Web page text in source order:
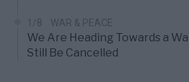
1/8 WAR & PEACE
We Are Heading Towards a
Still Be Cancelled